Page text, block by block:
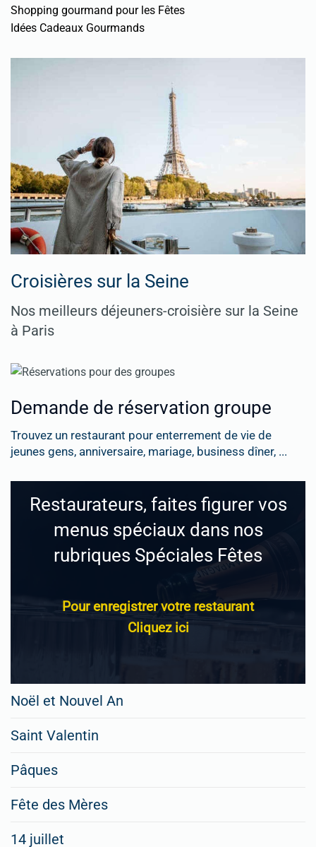
Shopping gourmand pour les Fêtes
Idées Cadeaux Gourmands
Croisières sur la Seine
Nos meilleurs déjeuners-croisière sur la Seine
à Paris
Demande de réservation groupe
Trouvez un restaurant pour enterrement de vie de
jeunes gens, anniversaire, mariage, business dîner, ...
Restaurateurs, faites figurer vos
menus spéciaux dans nos
rubriques Spéciales Fêtes
Pour enregistrer votre restaurant
Cliquez ici
Noël et Nouvel An
Saint Valentin
Pâques
Fête des Mères
14 juillet